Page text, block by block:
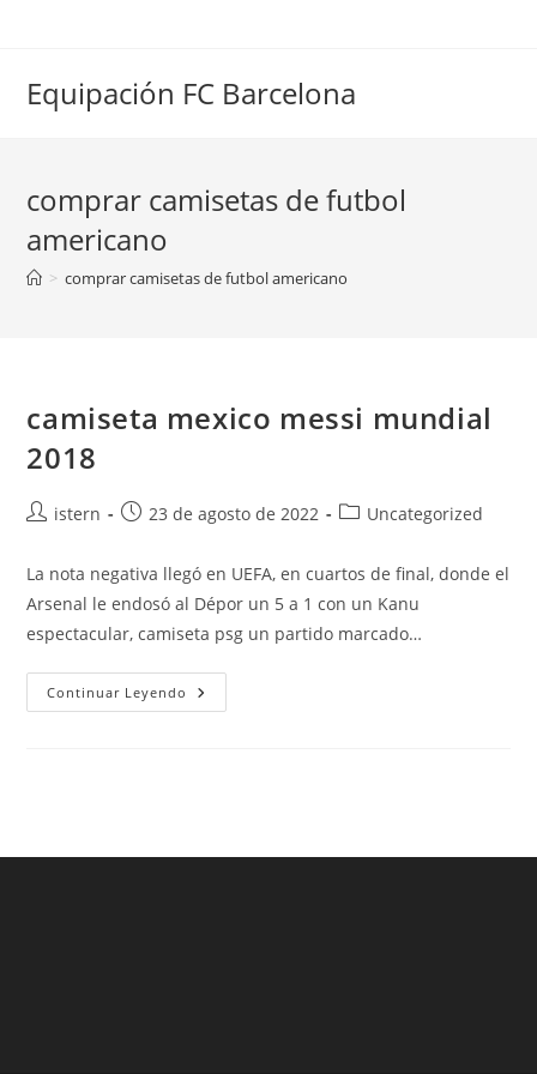
Equipación FC Barcelona
comprar camisetas de futbol
americano
> comprar camisetas de futbol americano
camiseta mexico messi mundial
2018
Autor
la
entrada:
istern
Publicación
la
entrada:
23 de agosto de 2022
Categoría
la
entrada:
Uncategorized
La nota negativa llegó en UEFA, en cuartos de final, donde el
Arsenal le endosó al Dépor un 5 a 1 con un Kanu
espectacular, camiseta psg un partido marcado…
Continuar Leyendo Camiseta
Mexico